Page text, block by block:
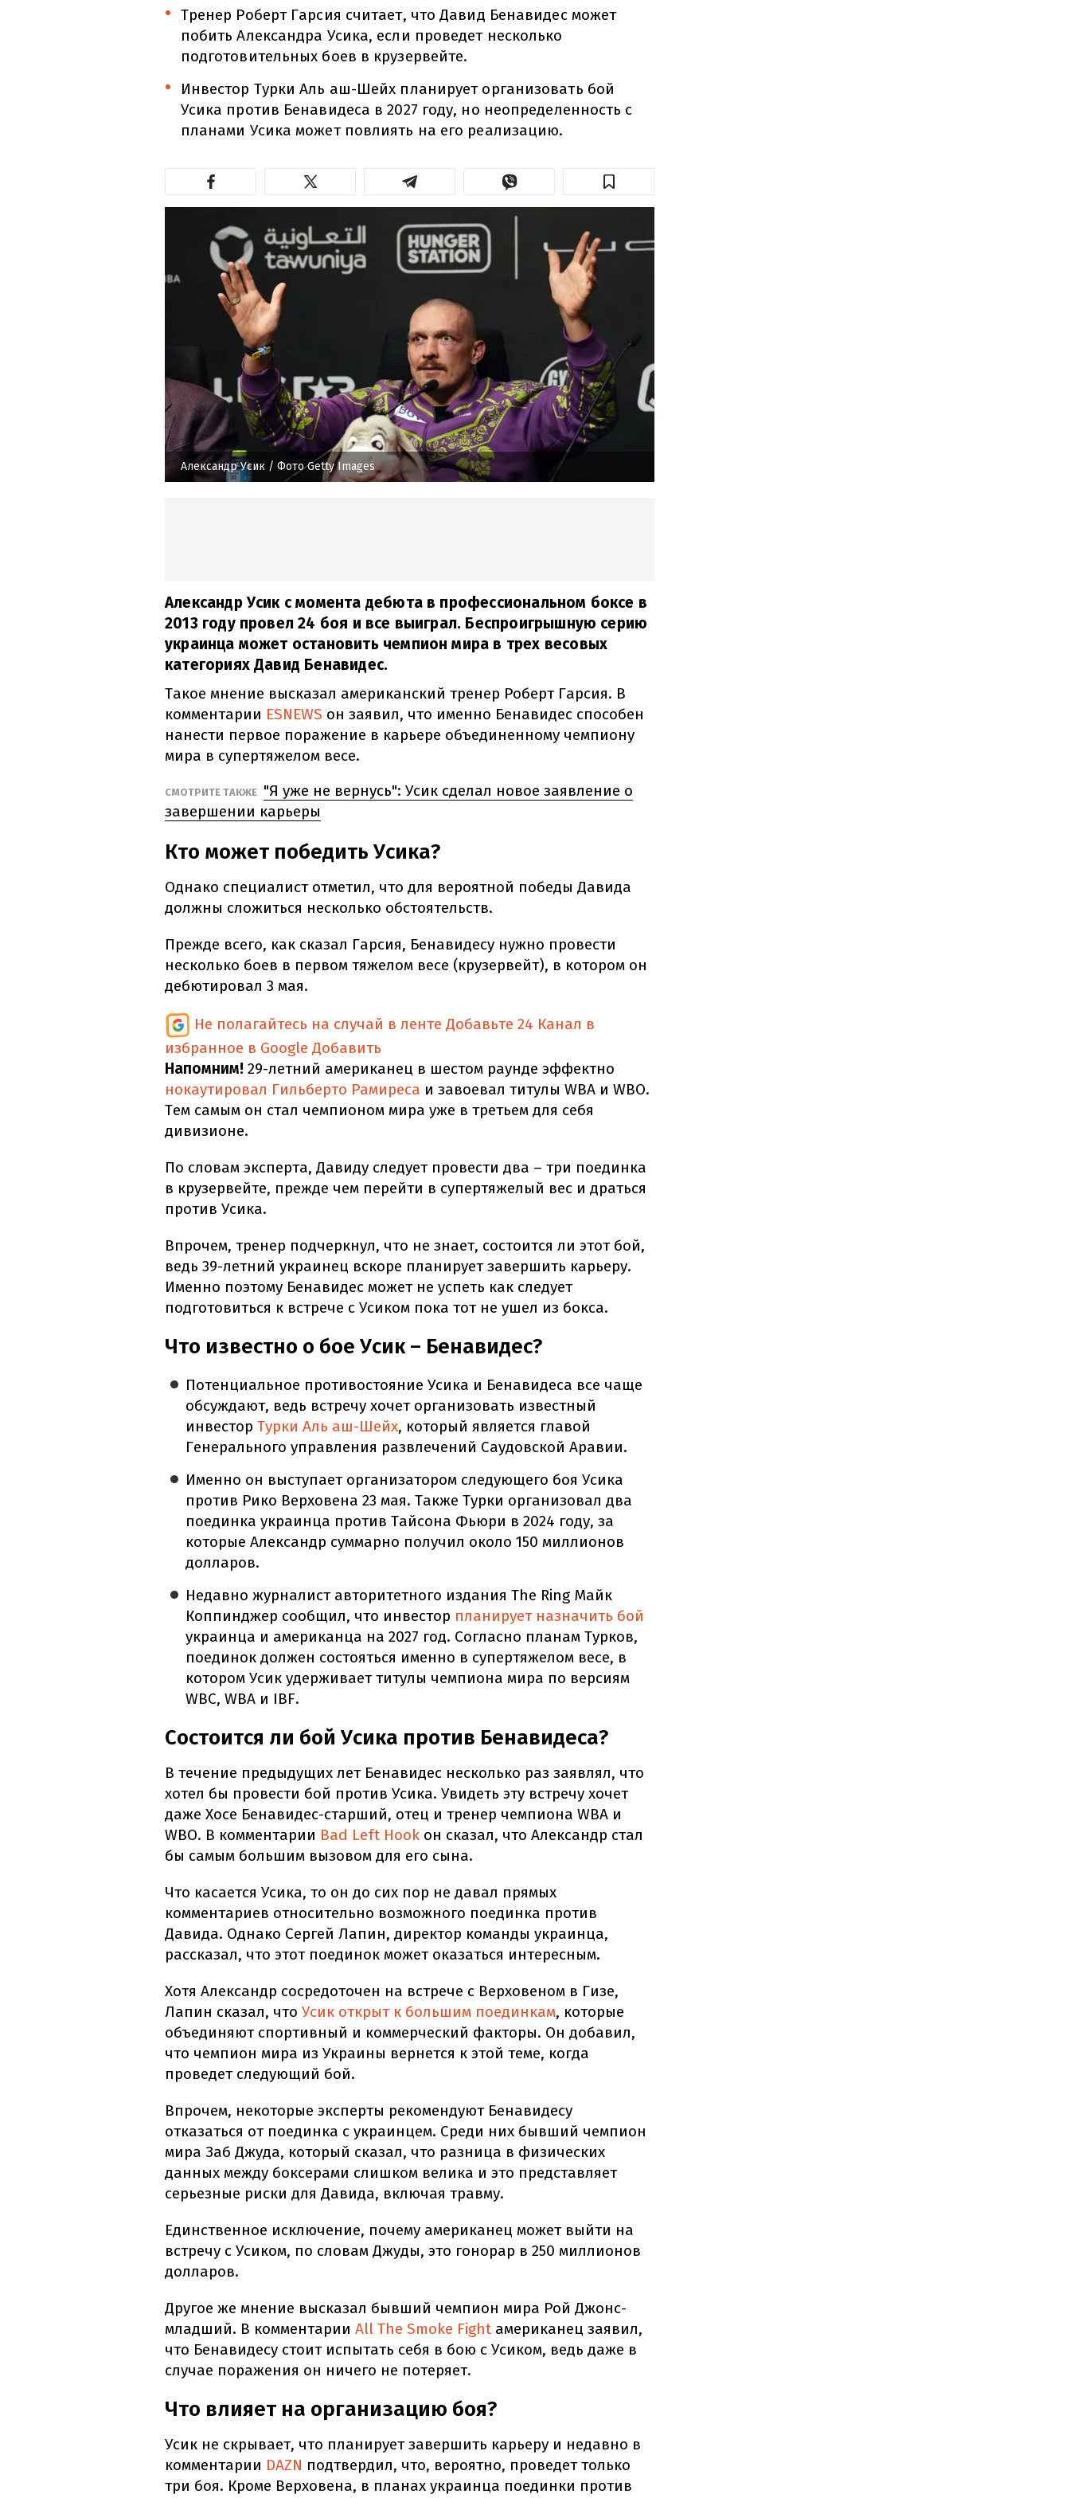
Тренер Роберт Гарсия считает, что Давид Бенавидес может
побить Александра Усика, если проведет несколько
подготовительных боев в крузервейте.
Инвестор Турки Аль аш-Шейх планирует организовать бой
Усика против Бенавидеса в 2027 году, но неопределенность с
планами Усика может повлиять на его реализацию.
Александр Усик / Фото Getty Images
Александр Усик с момента дебюта в профессиональном боксе в
2013 году провел 24 боя и все выиграл. Беспроигрышную серию
украинца может остановить чемпион мира в трех весовых
категориях Давид Бенавидес.
Такое мнение высказал американский тренер Роберт Гарсия. В
комментарии ESNEWS он заявил, что именно Бенавидес способен
нанести первое поражение в карьере объединенному чемпиону
мира в супертяжелом весе.
СМОТРИТЕ ТАКЖЕ "Я уже не вернусь": Усик сделал новое заявление о
завершении карьеры
Кто может победить Усика?
Однако специалист отметил, что для вероятной победы Давида
должны сложиться несколько обстоятельств.
Прежде всего, как сказал Гарсия, Бенавидесу нужно провести
несколько боев в первом тяжелом весе (крузервейт), в котором он
дебютировал 3 мая.
Не полагайтесь на случай в ленте Добавьте 24 Канал в
избранное в Google Добавить
Напомним! 29-летний американец в шестом раунде эффектно
нокаутировал Гильберто Рамиреса и завоевал титулы WBA и WBO.
Тем самым он стал чемпионом мира уже в третьем для себя
дивизионе.
По словам эксперта, Давиду следует провести два – три поединка
в крузервейте, прежде чем перейти в супертяжелый вес и драться
против Усика.
Впрочем, тренер подчеркнул, что не знает, состоится ли этот бой,
ведь 39-летний украинец вскоре планирует завершить карьеру.
Именно поэтому Бенавидес может не успеть как следует
подготовиться к встрече с Усиком пока тот не ушел из бокса.
Что известно о бое Усик – Бенавидес?
Потенциальное противостояние Усика и Бенавидеса все чаще
обсуждают, ведь встречу хочет организовать известный
инвесторТурки Аль аш-Шейх, который является главой
Генерального управления развлечений Саудовской Аравии.
Именно он выступает организатором следующего боя Усика
против Рико Верховена 23 мая. Также Турки организовал два
поединка украинца против Тайсона Фьюри в 2024 году, за
которые Александр суммарно получил около 150 миллионов
долларов.
Недавно журналист авторитетного издания The Ring Майк
Коппинджер сообщил, что инвестор планирует назначить бой
украинца и американца на 2027 год. Согласно планам Турков,
поединок должен состояться именно в супертяжелом весе, в
котором Усик удерживает титулы чемпиона мира по версиям
WBC, WBA и IBF.
Состоится ли бой Усика против Бенавидеса?
В течение предыдущих лет Бенавидес несколько раз заявлял, что
хотел бы провести бой против Усика. Увидеть эту встречу хочет
даже Хосе Бенавидес-старший, отец и тренер чемпиона WBA и
WBO. В комментарии Bad Left Hook он сказал, что Александр стал
бы самым большим вызовом для его сына.
Что касается Усика, то он до сих пор не давал прямых
комментариев относительно возможного поединка против
Давида. Однако Сергей Лапин, директор команды украинца,
рассказал, что этот поединок может оказаться интересным.
Хотя Александр сосредоточен на встрече с Верховеном в Гизе,
Лапин сказал, что Усик открыт к большим поединкам, которые
объединяют спортивный и коммерческий факторы. Он добавил,
что чемпион мира из Украины вернется к этой теме, когда
проведет следующий бой.
Впрочем, некоторые эксперты рекомендуют Бенавидесу
отказаться от поединка с украинцем. Среди них бывший чемпион
мира Заб Джуда, который сказал, что разница в физических
данных между боксерами слишком велика и это представляет
серьезные риски для Давида, включая травму.
Единственное исключение, почему американец может выйти на
встречу с Усиком, по словам Джуды, это гонорар в 250 миллионов
долларов.
Другое же мнение высказал бывший чемпион мира Рой Джонс-
младший. В комментарии All The Smoke Fight американец заявил,
что Бенавидесу стоит испытать себя в бою с Усиком, ведь даже в
случае поражения он ничего не потеряет.
Что влияет на организацию боя?
Усик не скрывает, что планирует завершить карьеру и недавно в
комментарии DAZN подтвердил, что, вероятно, проведет только
три боя. Кроме Верховена, в планах украинца поединки против